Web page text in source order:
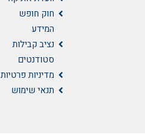
חוק חופש
המידע
נציב קבילות
סטודנטים
מדיניות פרטיות
תנאי שימוש